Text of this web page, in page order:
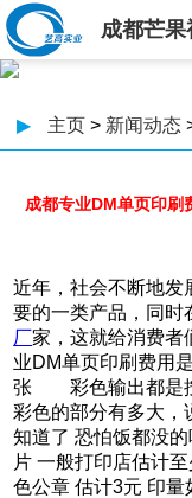
成都芒果
▶ 主页 > 新闻动态
成都专业DM单页印刷
近年，社会不断地
要的一类产品，同
厂家，这就给消费
业DM单页印刷费用
张 彩色输出都是按
彩色的部分有多大
知道了 恐怕饭都没
片 一般打印店估计
色公章 估计3元 印量